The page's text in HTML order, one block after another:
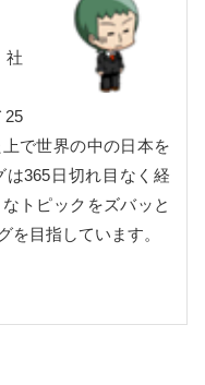
社
で世界の中の日本を
365日切れ目なく経
トピックをズバッと
を目指しています。